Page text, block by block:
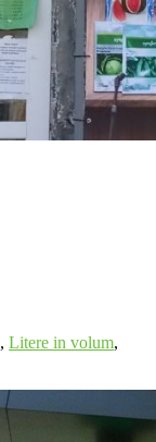
, Litere in volum,